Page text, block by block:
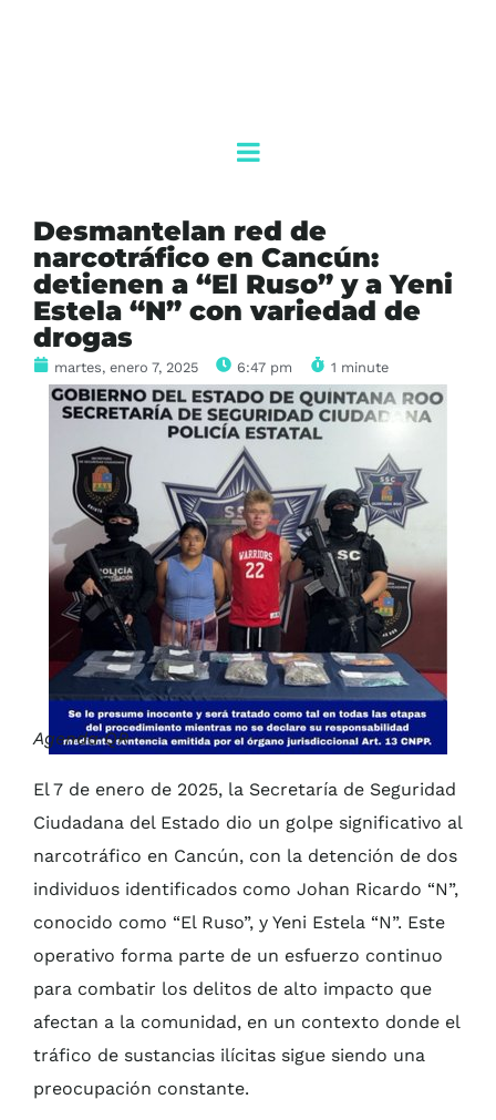
Desmantelan red de
narcotráfico en Cancún:
detienen a “El Ruso” y a Yeni
Estela “N” con variedad de
drogas
martes, enero 7, 2025 6:47 pm 1 minute
Agenda QR
El 7 de enero de 2025, la Secretaría de Seguridad
Ciudadana del Estado dio un golpe significativo al
narcotráfico en Cancún, con la detención de dos
individuos identificados como Johan Ricardo “N”,
conocido como “El Ruso”, y Yeni Estela “N”. Este
operativo forma parte de un esfuerzo continuo
para combatir los delitos de alto impacto que
afectan a la comunidad, en un contexto donde el
tráfico de sustancias ilícitas sigue siendo una
preocupación constante.